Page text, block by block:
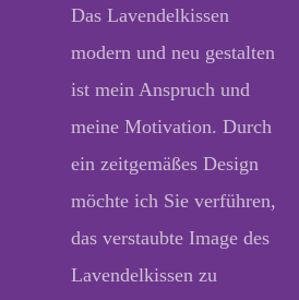
Das Lavendelkissen
modern und neu gestalten
ist mein Anspruch und
meine Motivation. Durch
ein zeitgemäßes Design
möchte ich Sie verführen,
das verstaubte Image des
Lavendelkissen zu